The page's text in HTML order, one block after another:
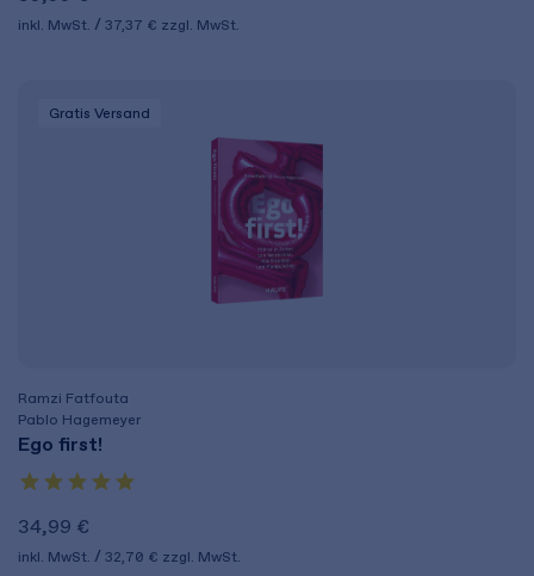
inkl. MwSt. 37,37 € zzgl. MwSt.
Gratis Versand
Ramzi Fatfouta
Pablo Hagemeyer
Ego first!
34,99 €
inkl. MwSt. 32,70 € zzgl. MwSt.